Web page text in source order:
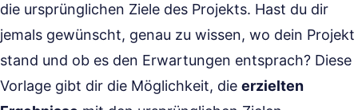
die ursprünglichen Ziele des Projekts. Hast du dir
jemals gewünscht, genau zu wissen, wo dein Projekt
stand und ob es den Erwartungen entsprach? Diese
Vorlage gibt dir die Möglichkeit, die erzielten